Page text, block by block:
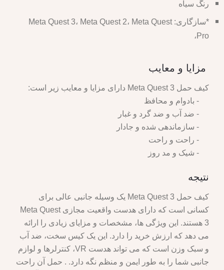
رنگ سیاه
*سازگاری: Meta Quest 3، Meta Quest 2، Meta Quest
Pro،
مزایا و معایب
کیف حمل Meta Quest 3 دارای مزایا و معایب زیر است:
- بادوام و محافظ
- ضد آب و ضد گرد و غبار
- سازماندهی شده و جادار
- راحت و راحت
- شیک و مد روز
نتیجه
کیف حمل Meta Quest 3 یک وسیله جانبی عالی برای
کسانی است که دارای هدست واقعیت مجازی Meta Quest
3 هستند. این ویژگی ها، مشخصات و مزایای زیادی را ارائه
می دهد که ارزش خرید را دارد. این یک کیس سخت، ضد آب
و سبک وزن است که می تواند هدست VR، کنترلرها و لوازم
جانبی شما را به طور ایمن و منظم نگه دارد. . حمل آن راحت